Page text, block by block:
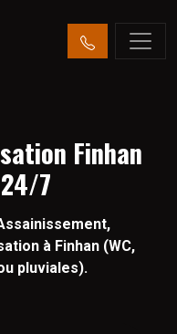
Finhan
7
à Finhan (WC,
pluviales).